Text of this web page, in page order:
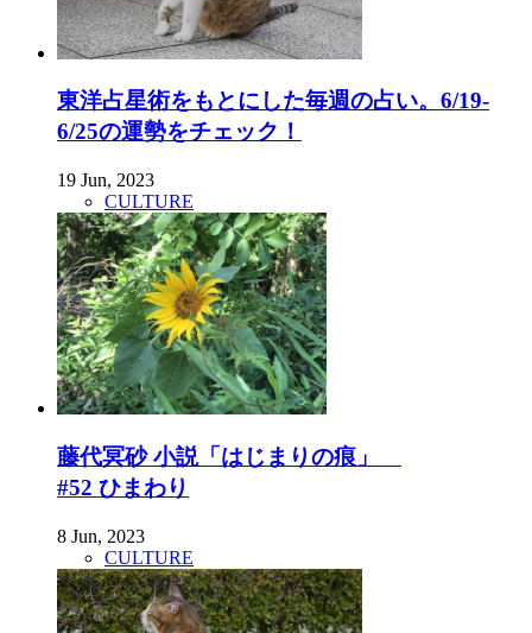
東洋占星術をもとにした毎週の占い。6/19-
6/25の運勢をチェック！
19 Jun, 2023
CULTURE
藤代冥砂 小説「はじまりの痕」
#52 ひまわり
8 Jun, 2023
CULTURE